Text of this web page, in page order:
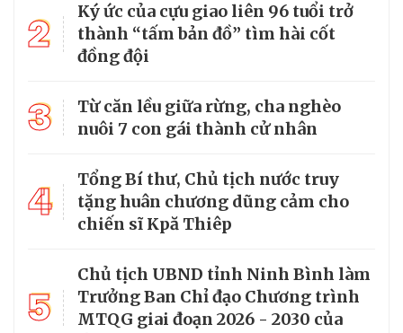
2
Ký ức của cựu giao liên 96 tuổi trở
thành “tấm bản đồ” tìm hài cốt
đồng đội
3
Từ căn lều giữa rừng, cha nghèo
nuôi 7 con gái thành cử nhân
4
Tổng Bí thư, Chủ tịch nước truy
tặng huân chương dũng cảm cho
chiến sĩ Kpă Thiêp
5
Chủ tịch UBND tỉnh Ninh Bình làm
Trưởng Ban Chỉ đạo Chương trình
MTQG giai đoạn 2026 - 2030 của